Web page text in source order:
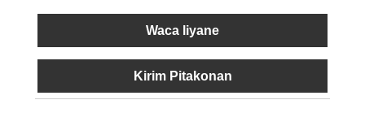
Waca liyane
Kirim Pitakonan